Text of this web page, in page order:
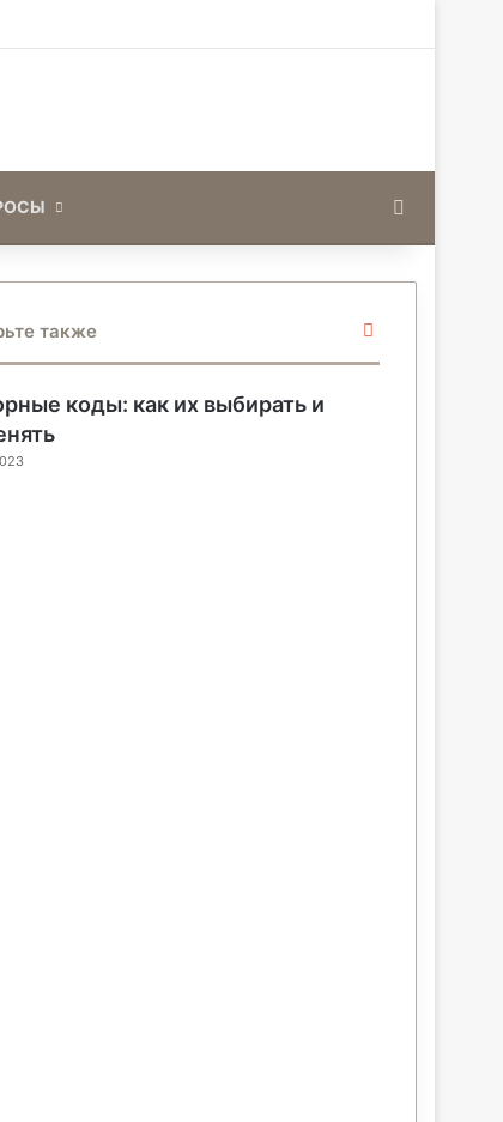
также
коды: как их выбирать и